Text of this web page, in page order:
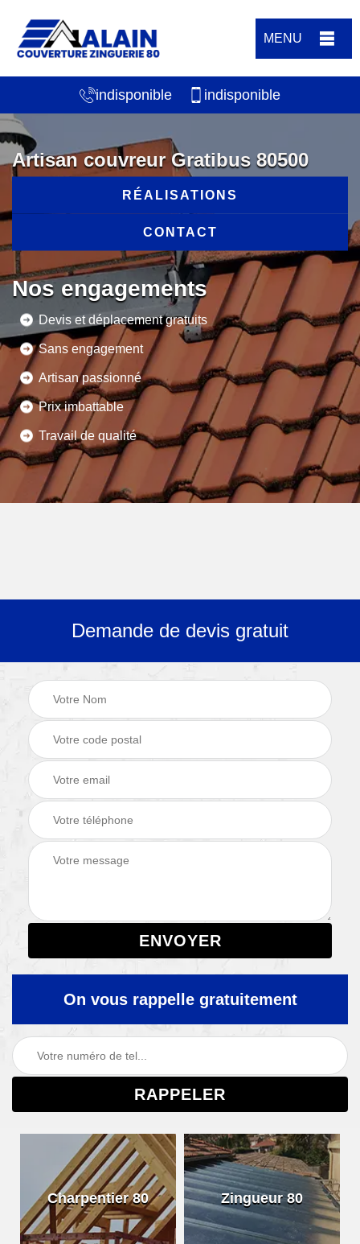
MENU
indisponible indisponible
Artisan couvreur Gratibus 80500
RÉALISATIONS
CONTACT
Nos engagements
Devis et déplacement gratuits
Sans engagement
Artisan passionné
Prix imbattable
Travail de qualité
Demande de devis gratuit
On vous rappelle gratuitement
Charpentier 80 Zingueur 80